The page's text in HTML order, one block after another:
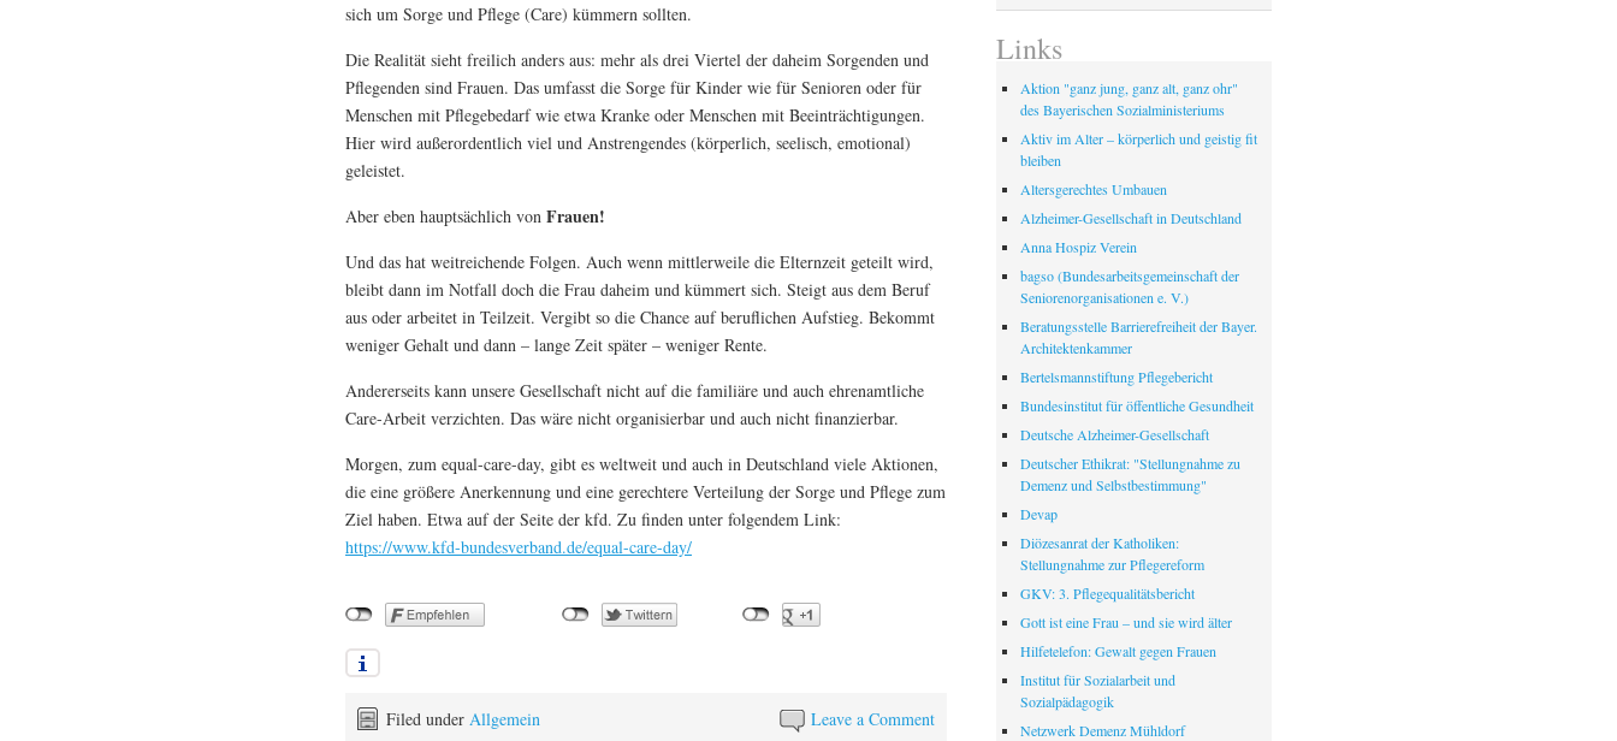
sich um Sorge und Pflege (Care) kümmern sollten.
Die Realität sieht freilich anders aus: mehr als drei Viertel der daheim Sorgenden und
Pflegenden sind Frauen. Das umfasst die Sorge für Kinder wie für Senioren oder für
Menschen mit Pflegebedarf wie etwa Kranke oder Menschen mit Beeinträchtigungen.
Hier wird außerordentlich viel und Anstrengendes (körperlich, seelisch, emotional)
geleistet.
Aber eben hauptsächlich von Frauen!
Und das hat weitreichende Folgen. Auch wenn mittlerweile die Elternzeit geteilt wird,
bleibt dann im Notfall doch die Frau daheim und kümmert sich. Steigt aus dem Beruf
aus oder arbeitet in Teilzeit. Vergibt so die Chance auf beruflichen Aufstieg. Bekommt
weniger Gehalt und dann – lange Zeit später – weniger Rente.
Andererseits kann unsere Gesellschaft nicht auf die familiäre und auch ehrenamtliche
Care-Arbeit verzichten. Das wäre nicht organisierbar und auch nicht finanzierbar.
Morgen, zum equal-care-day, gibt es weltweit und auch in Deutschland viele Aktionen,
die eine größere Anerkennung und eine gerechtere Verteilung der Sorge und Pflege zum
Ziel haben. Etwa auf der Seite der kfd. Zu finden unter folgendem Link:
https://www.kfd-bundesverband.de/equal-care-day/
Leave a Comment
Filed under Allgemein
Links
Aktion "ganz jung, ganz alt, ganz ohr"
des Bayerischen Sozialministeriums
Aktiv im Alter – körperlich und geistig fit
bleiben
Altersgerechtes Umbauen
Alzheimer-Gesellschaft in Deutschland
Anna Hospiz Verein
bagso (Bundesarbeitsgemeinschaft der
Seniorenorganisationen e. V.)
Beratungsstelle Barrierefreiheit der Bayer.
Architektenkammer
Bertelsmannstiftung Pflegebericht
Bundesinstitut für öffentliche Gesundheit
Deutsche Alzheimer-Gesellschaft
Deutscher Ethikrat: "Stellungnahme zu
Demenz und Selbstbestimmung"
Devap
Diözesanrat der Katholiken:
Stellungnahme zur Pflegereform
GKV: 3. Pflegequalitätsbericht
Gott ist eine Frau – und sie wird älter
Hilfetelefon: Gewalt gegen Frauen
Institut für Sozialarbeit und
Sozialpädagogik
Netzwerk Demenz Mühldorf